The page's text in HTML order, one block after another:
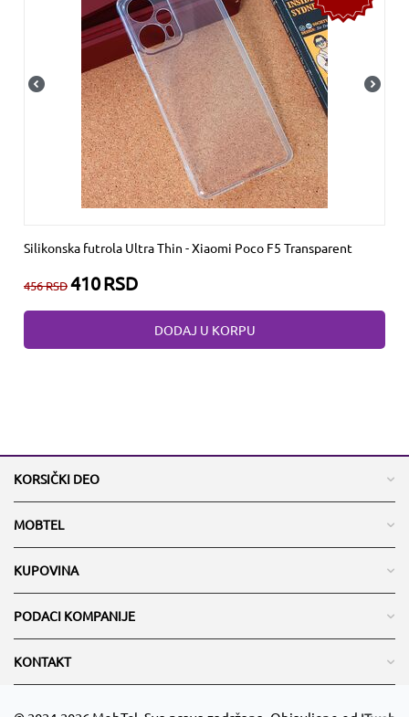
Silikonska futrola Ultra Thin - Xiaomi Poco F5 Transparent
456RSD410RSD
DODAJ U KORPU
KORSIČKI DEO
MOBTEL
KUPOVINA
PODACI KOMPANIJE
KONTAKT